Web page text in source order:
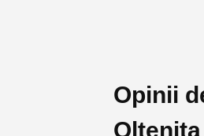
Opinii
Oltenita